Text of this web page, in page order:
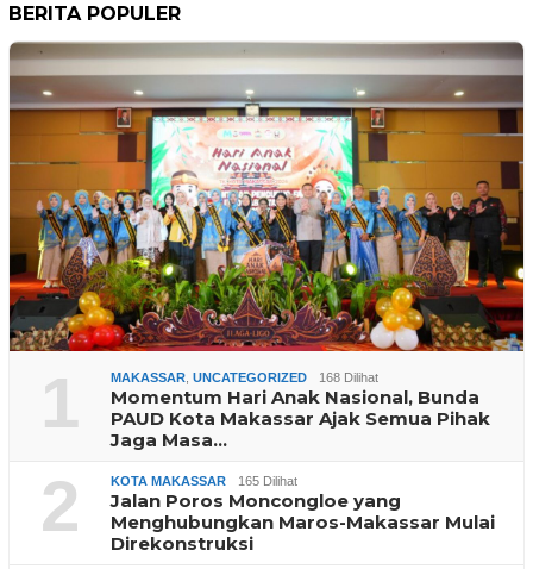
BERITA POPULER
1 MAKASSAR UNCATEGORIZED 168 Dilihat
Momentum Hari Anak Nasional, Bunda
PAUD Kota Makassar Ajak Semua Pihak
Jaga Masa…
2 KOTA MAKASSAR 165 Dilihat
Jalan Poros Moncongloe yang
Menghubungkan Maros-Makassar Mulai
Direkonstruksi